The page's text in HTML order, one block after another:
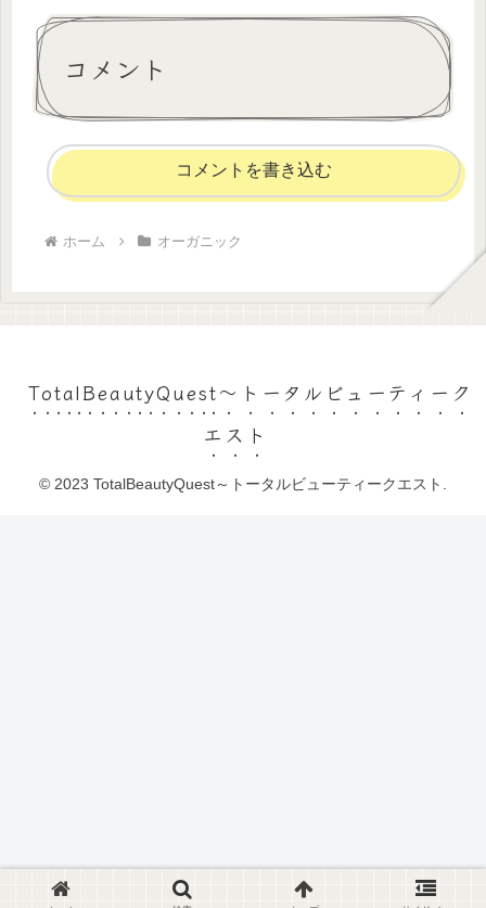
コメント
コメントを書き込む
ホーム オーガニック
TotalBeautyQuest～トータルビューティーク
エスト
© 2023 TotalBeautyQuest～トータルビューティークエスト.